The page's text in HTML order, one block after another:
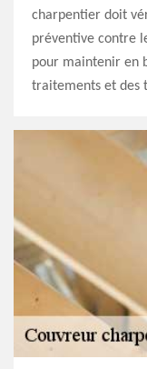
charpentier doit
préventive contre
pour maintenir en
traitements et des